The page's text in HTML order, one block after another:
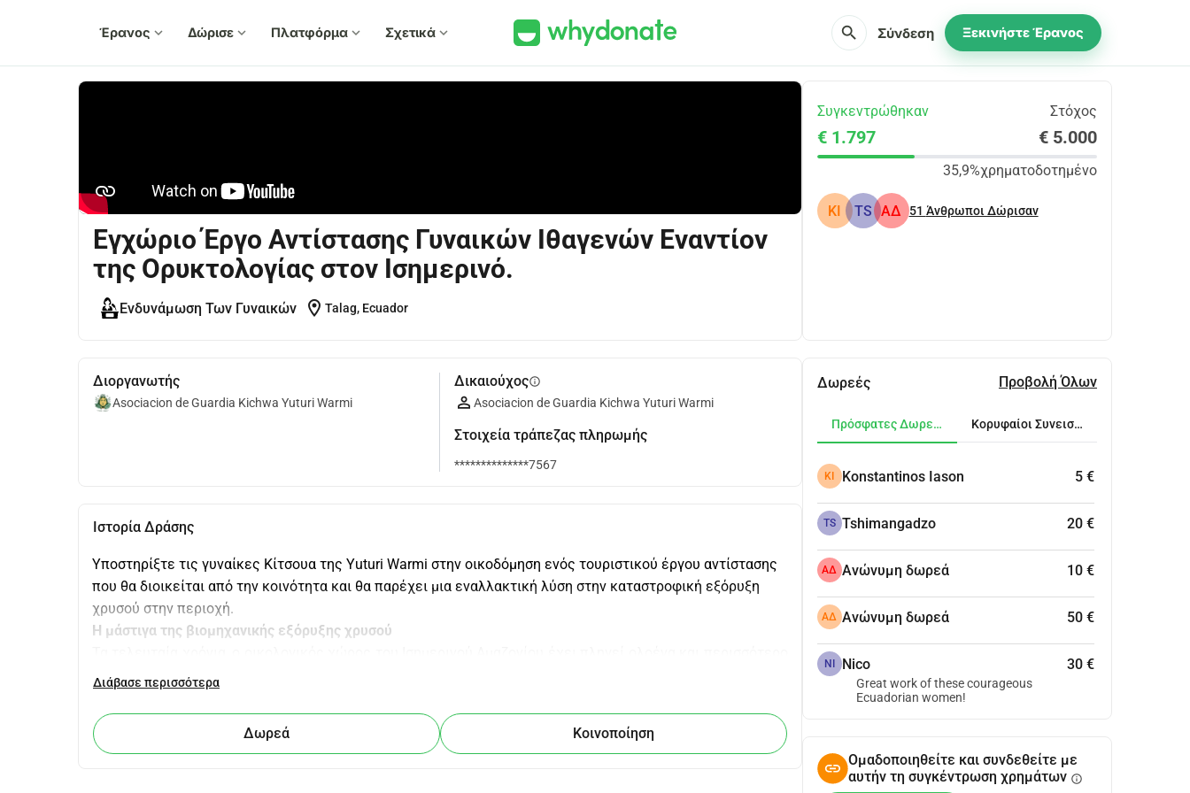
Έρανος expand_more Δώρισε expand_more Πλατφόρμα expand_more Σχετικά expand_more search Σύνδεση Ξεκινήστε Έρανος
Εγχώριο Έργο Αντίστασης Γυναικών Ιθαγενών Εναντίον
της Ορυκτολογίας στον Ισημερινό.
Ενδυνάμωση Των Γυναικών location_on Talag, Ecuador
Διοργανωτής
Asociacion de Guardia Kichwa Yuturi Warmi
Δικαιούχοςinfo
Asociacion de Guardia Kichwa Yuturi Warmi
Στοιχεία τράπεζας πληρωμής
**************7567
Ιστορία Δράσης
Υποστηρίξτε τις γυναίκες Κίτσουα της Yuturi Warmi στην οικοδόμηση ενός τουριστικού έργου αντίστασης
που θα διοικείται από την κοινότητα και θα παρέχει μια εναλλακτική λύση στην καταστροφική εξόρυξη
χρυσού στην περιοχή.
Η μάστιγα της βιομηχανικής εξόρυξης χρυσού
από τη μάστιγα τόσο της παράνομης όσο και της "νόμιμης" εξόρυξης χρυσού. Ωστόσο, ακόμη και οι
τοπικούς πληθυσμούς, καθώς συχνά εισέρχονται στα εδάφη τους χωρίς την προηγούμενη ελεύθερη και
ενημερωμένη συναίνεση τους και λειτουργούν χωρίς περιβαλλοντικές άδειες. Οι αρνητικές επιπτώσεις
Διάβασε περισσότερα
Δωρεά Κοινοποίηση
Συγκεντρώθηκαν Στόχος
€ 1.797 € 5.000
35,9%χρηματοδοτημένο
KI TS ΑΔ 51 Άνθρωποι Δώρισαν
Δωρεές Προβολή Όλων
Πρόσφατες Δωρεές Κορυφαίοι Συνεισφέροντες
KI Konstantinos Iason 5 €
TS Tshimangadzo 20 €
ΑΔ Ανώνυμη δωρεά 10 €
ΑΔ Ανώνυμη δωρεά 50 €
NI Nico 30 €
Great work of these courageous
Ecuadorian women!
Ομαδοποιηθείτε και συνδεθείτε με
αυτήν τη συγκέντρωση χρημάτων info